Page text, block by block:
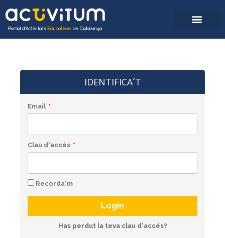
IDENTIFICA´T
Email
Clau d'accés
Recorda'm
Login
Has perdut la teva clau d'accés?